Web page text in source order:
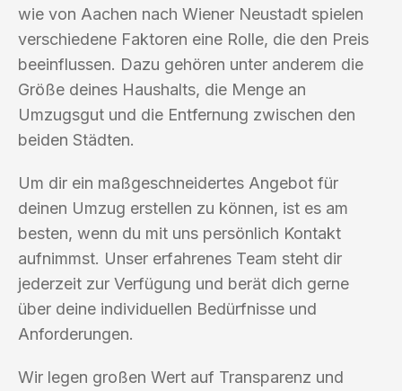
wie von Aachen nach Wiener Neustadt spielen
verschiedene Faktoren eine Rolle, die den Preis
beeinflussen. Dazu gehören unter anderem die
Größe deines Haushalts, die Menge an
Umzugsgut und die Entfernung zwischen den
beiden Städten.
Um dir ein maßgeschneidertes Angebot für
deinen Umzug erstellen zu können, ist es am
besten, wenn du mit uns persönlich Kontakt
aufnimmst. Unser erfahrenes Team steht dir
jederzeit zur Verfügung und berät dich gerne
über deine individuellen Bedürfnisse und
Anforderungen.
Wir legen großen Wert auf Transparenz und